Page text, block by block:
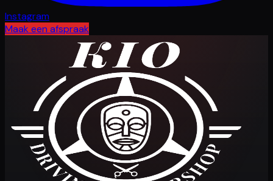
Instagram
Maak een afspraak